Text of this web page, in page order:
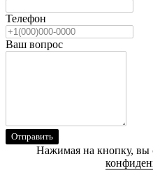
Телефон
Ваш вопрос
Отправить
Нажимая на кнопку, вы